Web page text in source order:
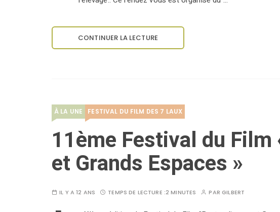
CONTINUER LA LECTURE
À LA UNE FESTIVAL DU FILM DES 7 LAUX
11ème Festival du
et Grands Espaces »
IL Y A 12 ANS TEMPS DE LECTURE :2 MINUTES PARGILBERT